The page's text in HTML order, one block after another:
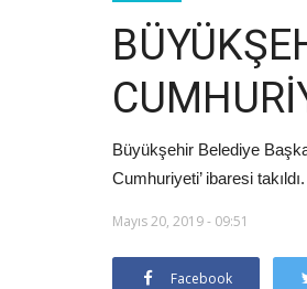
Büyükşehir Belediye
Cumhuriyeti’ ibaresi takıldı.
Mayıs 20, 2019 - 09:51
Facebook